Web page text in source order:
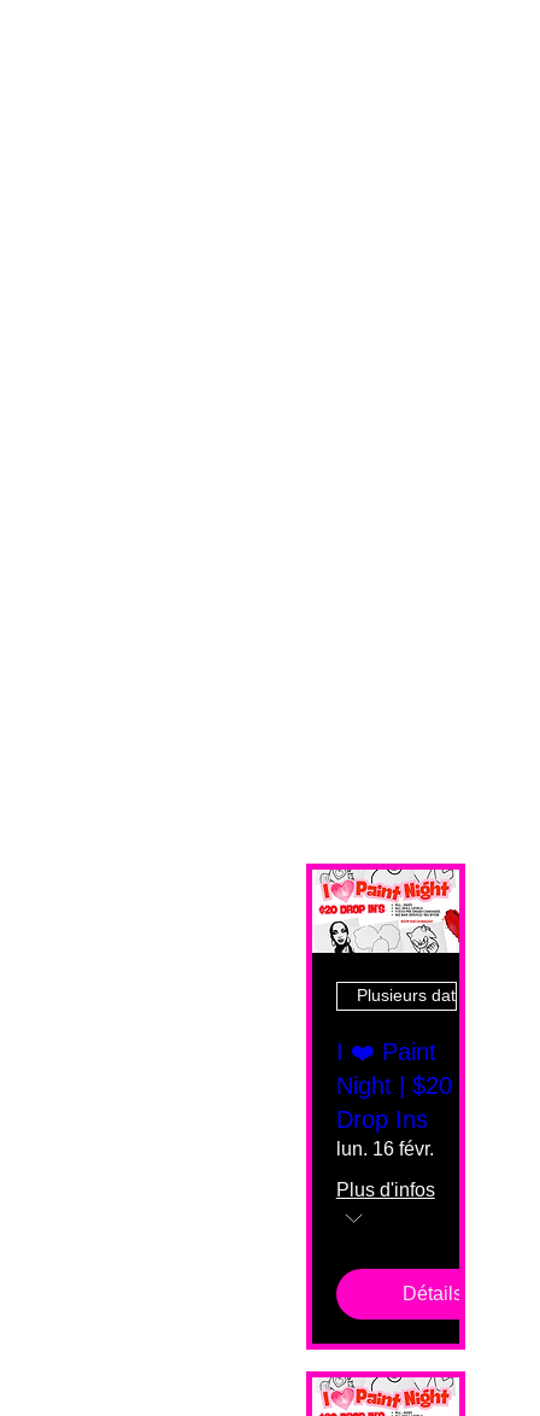
Plusieurs dates
I ❤️ Paint
Night | $20
Drop Ins
lun. 16 févr.
Plus d'infos
Détails